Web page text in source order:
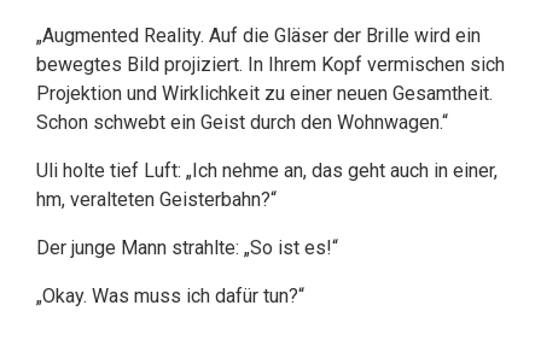
„Augmented Reality. Auf die Gläser der Brille wird ein
bewegtes Bild projiziert. In Ihrem Kopf vermischen sich
Projektion und Wirklichkeit zu einer neuen Gesamtheit.
Schon schwebt ein Geist durch den Wohnwagen.“
Uli holte tief Luft: „Ich nehme an, das geht auch in einer,
hm, veralteten Geisterbahn?“
Der junge Mann strahlte: „So ist es!“
„Okay. Was muss ich dafür tun?“